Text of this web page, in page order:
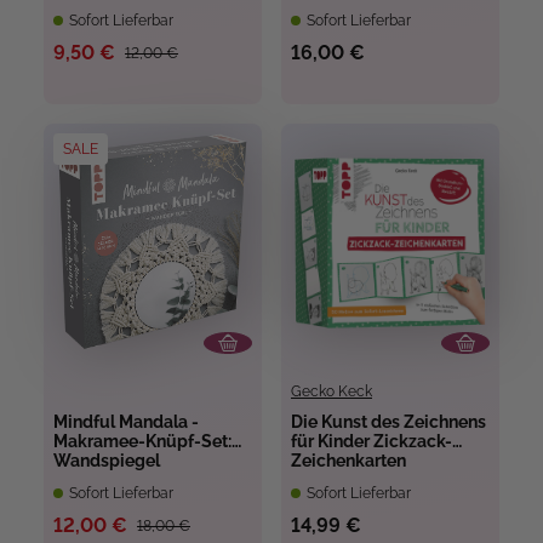
Sofort Lieferbar
12,00 €
9,50 €
Sofort Lieferbar
16,00 €
SALE
Mindful Mandala -
Makramee-Knüpf-Set:
Wandspiegel
Sofort Lieferbar
18,00 €
12,00 €
Gecko Keck
Die Kunst des Zeichnens
für Kinder Zickzack-
Zeichenkarten
Sofort Lieferbar
14,99 €